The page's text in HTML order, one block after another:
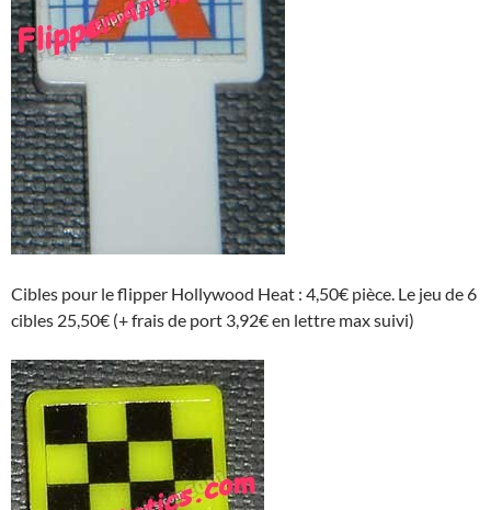
Cibles pour le flipper Hollywood Heat : 4,50€ pièce. Le jeu de 6
cibles 25,50€ (+ frais de port 3,92€ en lettre max suivi)